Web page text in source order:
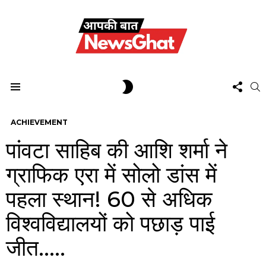
US
ACHIEVEMENT
पांवटा साहिब की आशि शर्मा ने
ग्राफिक एरा में सोलो डांस में
पहला स्थान! 60 से अधिक
विश्वविद्यालयों को पछाड़ पाई
जीत…..